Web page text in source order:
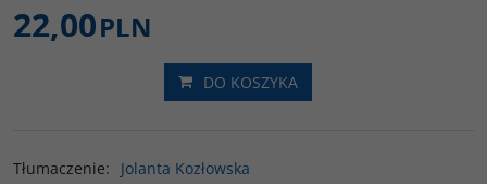
22,00PLN
DO KOSZYKA
Tłumaczenie:
Jolanta Kozłowska